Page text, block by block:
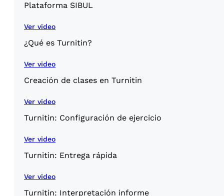
Plataforma SIBUL
Ver video
¿Qué es Turnitin?
Ver video
Creación de clases en Turnitin
Ver video
Turnitin: Configuración de ejercicio
Ver video
Turnitin: Entrega rápida
Ver video
Turnitin: Interpretación informe